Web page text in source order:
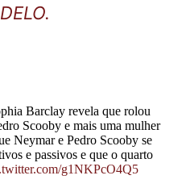
Barclay revela que rolou
Scooby e mais uma mulher
Neymar e Pedro Scooby se
e passivos e que o quarto
g1NKPcO4Q5